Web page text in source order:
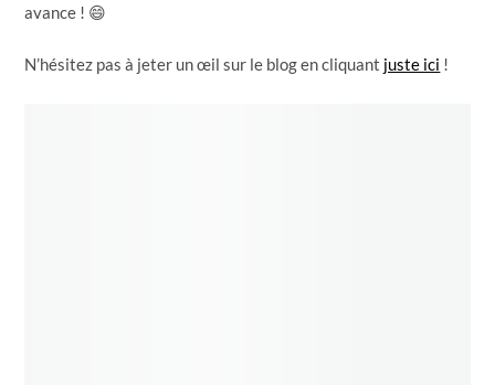
avance ! 😄
N’hésitez pas à jeter un œil sur le blog en cliquant juste ici !